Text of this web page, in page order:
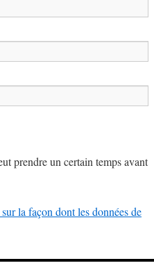
prendre un certain temps avant
la façon dont les données de